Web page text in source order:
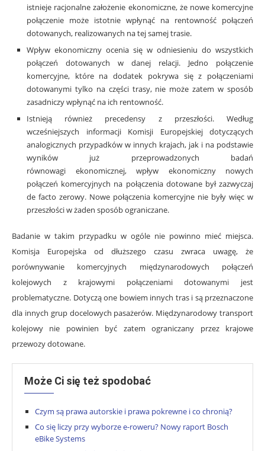
istnieje racjonalne założenie ekonomiczne, że nowe komercyjne
połączenie może istotnie wpłynąć na rentowność połączeń
dotowanych, realizowanych na tej samej trasie.
Wpływ ekonomiczny ocenia się w odniesieniu do wszystkich
połączeń dotowanych w danej relacji. Jedno połączenie
komercyjne, które na dodatek pokrywa się z połączeniami
dotowanymi tylko na części trasy, nie może zatem w sposób
zasadniczy wpłynąć na ich rentowność.
Istnieją również precedensy z przeszłości. Według
wcześniejszych informacji Komisji Europejskiej dotyczących
analogicznych przypadków w innych krajach, jak i na podstawie
wyników już przeprowadzonych badań
równowagi ekonomicznej, wpływ ekonomiczny nowych
połączeń komercyjnych na połączenia dotowane był zazwyczaj
de facto zerowy. Nowe połączenia komercyjne nie były więc w
przeszłości w żaden sposób ograniczane.
Badanie w takim przypadku w ogóle nie powinno mieć miejsca.
Komisja Europejska od dłuższego czasu zwraca uwagę, że
porównywanie komercyjnych międzynarodowych połączeń
kolejowych z krajowymi połączeniami dotowanymi jest
problematyczne. Dotyczą one bowiem innych tras i są przeznaczone
dla innych grup docelowych pasażerów. Międzynarodowy transport
kolejowy nie powinien być zatem ograniczany przez krajowe
przewozy dotowane.
Może Ci się też spodobać
Czym są prawa autorskie i prawa pokrewne i co chronią?
Co się liczy przy wyborze e-roweru? Nowy raport Bosch
eBike Systems